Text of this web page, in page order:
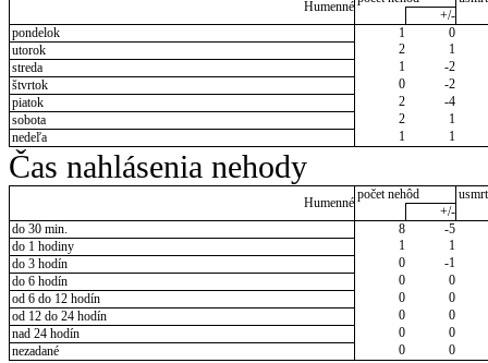
Humenné
+/-
pondelok
1
0
utorok
2
1
streda
1
-2
štvrtok
0
-2
piatok
2
-4
sobota
2
1
nedeľa
1 1
Čas nahlásenia nehody
Humenné
počet nehôd
+/-
do 30 min.
8
-5
do 1 hodiny
1
1
do 3 hodín
0
-1
do 6 hodín
0
0
od 6 do 12 hodín
0
0
od 12 do 24 hodín
0
0
nad 24 hodín
0
0
nezadané
0 0